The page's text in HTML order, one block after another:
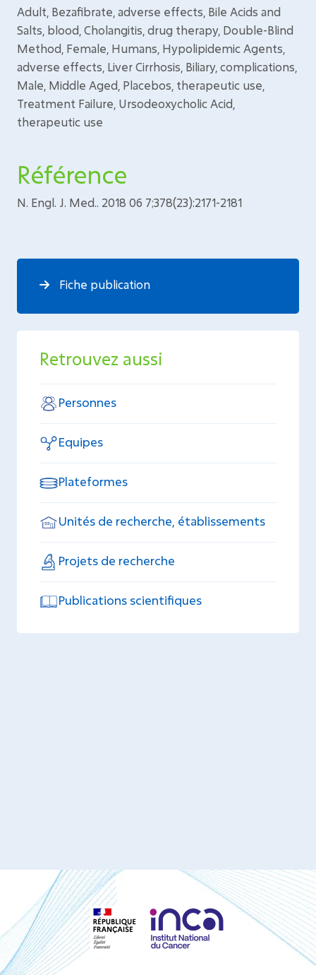
Adult, Bezafibrate, adverse effects, Bile Acids and
Salts, blood, Cholangitis, drug therapy, Double-Blind
Method, Female, Humans, Hypolipidemic Agents,
adverse effects, Liver Cirrhosis, Biliary, complications,
Male, Middle Aged, Placebos, therapeutic use,
Treatment Failure, Ursodeoxycholic Acid,
therapeutic use
Référence
N. Engl. J. Med.. 2018 06 7;378(23):2171-2181
Fiche publication
Retrouvez aussi
Personnes
Equipes
Plateformes
Unités de recherche, établissements
Projets de recherche
Publications scientifiques